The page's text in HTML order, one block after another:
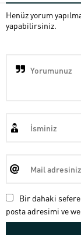
Henüz yorum
yapabilirsiniz.
Bir dahaki sefere
posta adresimi ve